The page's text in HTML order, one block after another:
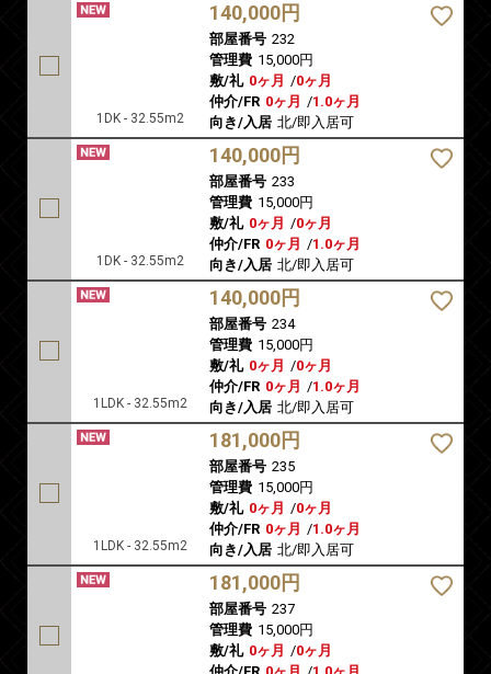
1DK - 32.55m2
140,000円
部屋番号 232
管理費 15,000円
敷/礼 0ヶ月 /0ヶ月
仲介/FR 0ヶ月 /1.0ヶ月
向き/入居 北/即入居可
1DK - 32.55m2
140,000円
部屋番号 233
管理費 15,000円
敷/礼 0ヶ月 /0ヶ月
仲介/FR 0ヶ月 /1.0ヶ月
向き/入居 北/即入居可
1LDK - 32.55m2
140,000円
部屋番号 234
管理費 15,000円
敷/礼 0ヶ月 /0ヶ月
仲介/FR 0ヶ月 /1.0ヶ月
向き/入居 北/即入居可
1LDK - 32.55m2
181,000円
部屋番号 235
管理費 15,000円
敷/礼 0ヶ月 /0ヶ月
仲介/FR 0ヶ月 /1.0ヶ月
向き/入居 北/即入居可
181,000円
部屋番号 237
管理費 15,000円
敷/礼 0ヶ月 /0ヶ月